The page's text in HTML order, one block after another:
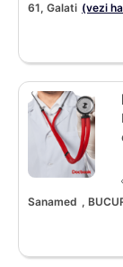
61, Galati (vezi
Sanamed ,